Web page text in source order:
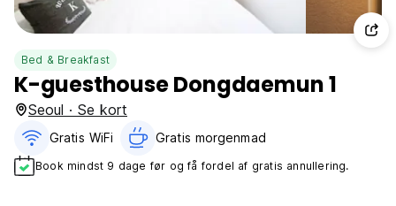
Bed & Breakfast
K-guesthouse Dongdaemun 1
Seoul · Se kort
Gratis WiFi Gratis morgenmad‎
Book mindst 9 dage før og få fordel af gratis annullering.